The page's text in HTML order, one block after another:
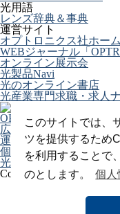
このサイトでは、
ツを提供するため
を利用することで
のとします。
個人
光用語
レンズ辞典＆事典
運営サイト
オプトロニクス社ホー
WEBジャーナル「
オンライン展示会
光製品Navi
光のオンライン書店
光産業専門求職・求人
OPTRONICS ONLINE
広告掲載について
運営会社
個人情報
光関連リンク集
Copyright (C) 2025 The